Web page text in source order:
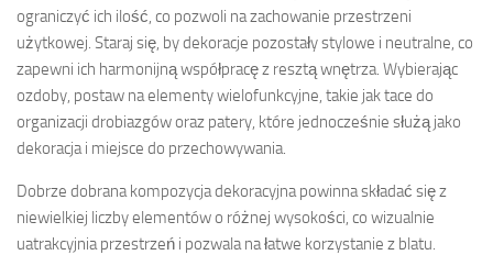
ograniczyć ich ilość, co pozwoli na zachowanie przestrzeni
użytkowej. Staraj się, by dekoracje pozostały stylowe i neutralne, co
zapewni ich harmonijną współpracę z resztą wnętrza. Wybierając
ozdoby, postaw na elementy wielofunkcyjne, takie jak tace do
organizacji drobiazgów oraz patery, które jednocześnie służą jako
dekoracja i miejsce do przechowywania.
Dobrze dobrana kompozycja dekoracyjna powinna składać się z
niewielkiej liczby elementów o różnej wysokości, co wizualnie
uatrakcyjnia przestrzeń i pozwala na łatwe korzystanie z blatu.